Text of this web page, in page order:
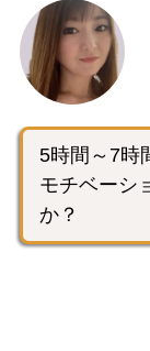
5時間～7時
モチベーシ
か？